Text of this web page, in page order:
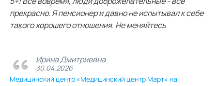
прекрасно. Я пенсионер и давно не испытывал к себе
такого хорошего отношения. Не меняйтесь
Ирина Дмитриевна
30.04.2026
Медицинский центр «Медицинский центр Март» на